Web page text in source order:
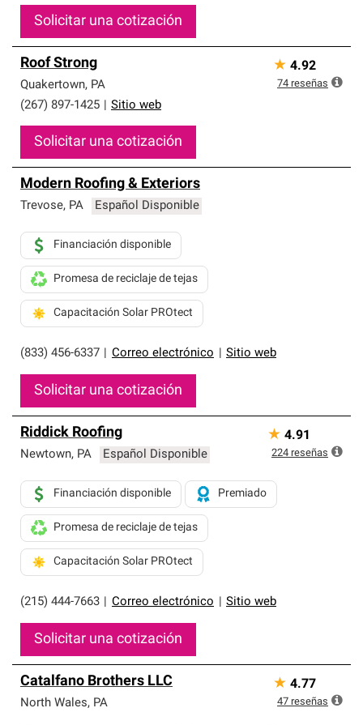
Solicitar una cotización
Roof Strong
Quakertown, PA
(267) 897-1425
Sitio web
Solicitar una cotización
★ 4.92
74 reseñas
Modern Roofing & Exteriors
Trevose, PA Español Disponible
(833) 456-6337 Correo electrónico Sitio web
Financiación disponible
Promesa de reciclaje de tejas
Capacitación Solar PROtect
Solicitar una cotización
Riddick Roofing
Newtown, PA Español Disponible
(215) 444-7663 Correo electrónico Sitio web
Financiación disponible Premiado
Promesa de reciclaje de tejas
Capacitación Solar PROtect
Solicitar una cotización
★ 4.91
224 reseñas
Catalfano Brothers LLC
North Wales, PA
★ 4.77
47 reseñas